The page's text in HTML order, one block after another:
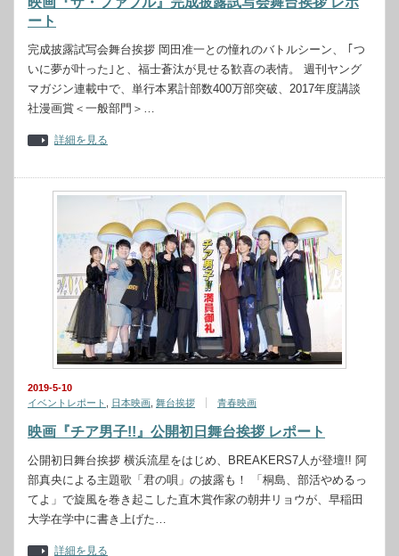
ート
完成披露試写会舞台挨拶 岡田准一との憧れのバトルシーン、 ｢つ
いに夢が叶った｣と、福士蒼汰が見せる歓喜の表情。 週刊ヤング
マガジン連載中で、単行本累計部数400万部突破、2017年度講談
社漫画賞＜一般部門＞…
詳細を見る
2019-5-10
イベントレポート
日本映画 舞台挨拶 青春映画
映画『チア男子!!』公開初日舞台挨拶 レポート
公開初日舞台挨拶 横浜流星をはじめ、BREAKERS7人が登壇!! 阿
部真央による主題歌「君の唄」の披露も！ 「桐島、部活やめるっ
てよ」で旋風を巻き起こした直木賞作家の朝井リョウが、早稲田
大学在学中に書き上げた…
詳細を見る